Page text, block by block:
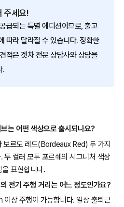
주세요!
급되는 특별 에디션이므로, 출고
따라 달라질 수 있습니다. 정확한
적은 겟차 전문 상담사와 상담을
.
는 어떤 색상으로 출시되나요?
보르도 레드(Bordeaux Red) 두 가지
두 컬러 모두 포르쉐의 시그니처 색상
을 표현합니다.
전기 주행 거리는 어느 정도인가요?
상 주행이 가능합니다. 일상 출퇴근